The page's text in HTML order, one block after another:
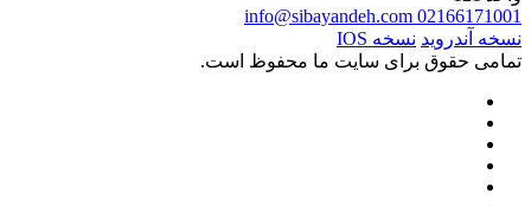
02166171001
info@sibayandeh.com
نسخه آندروید نسخه IOS
تمامی حقوق برای سایت ما محفوظ است.